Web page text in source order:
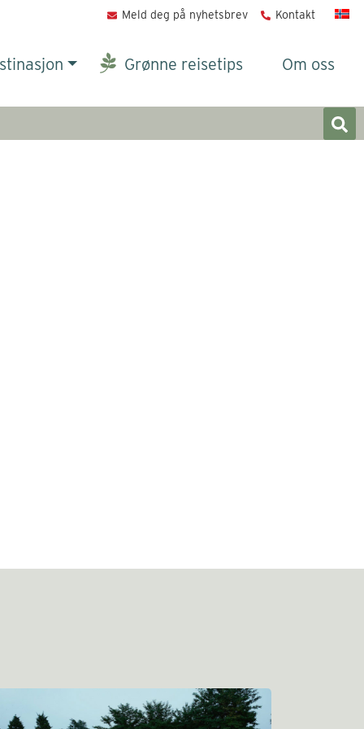
Meld deg på nyhetsbrev Kontakt
Grønne reisetips Om oss